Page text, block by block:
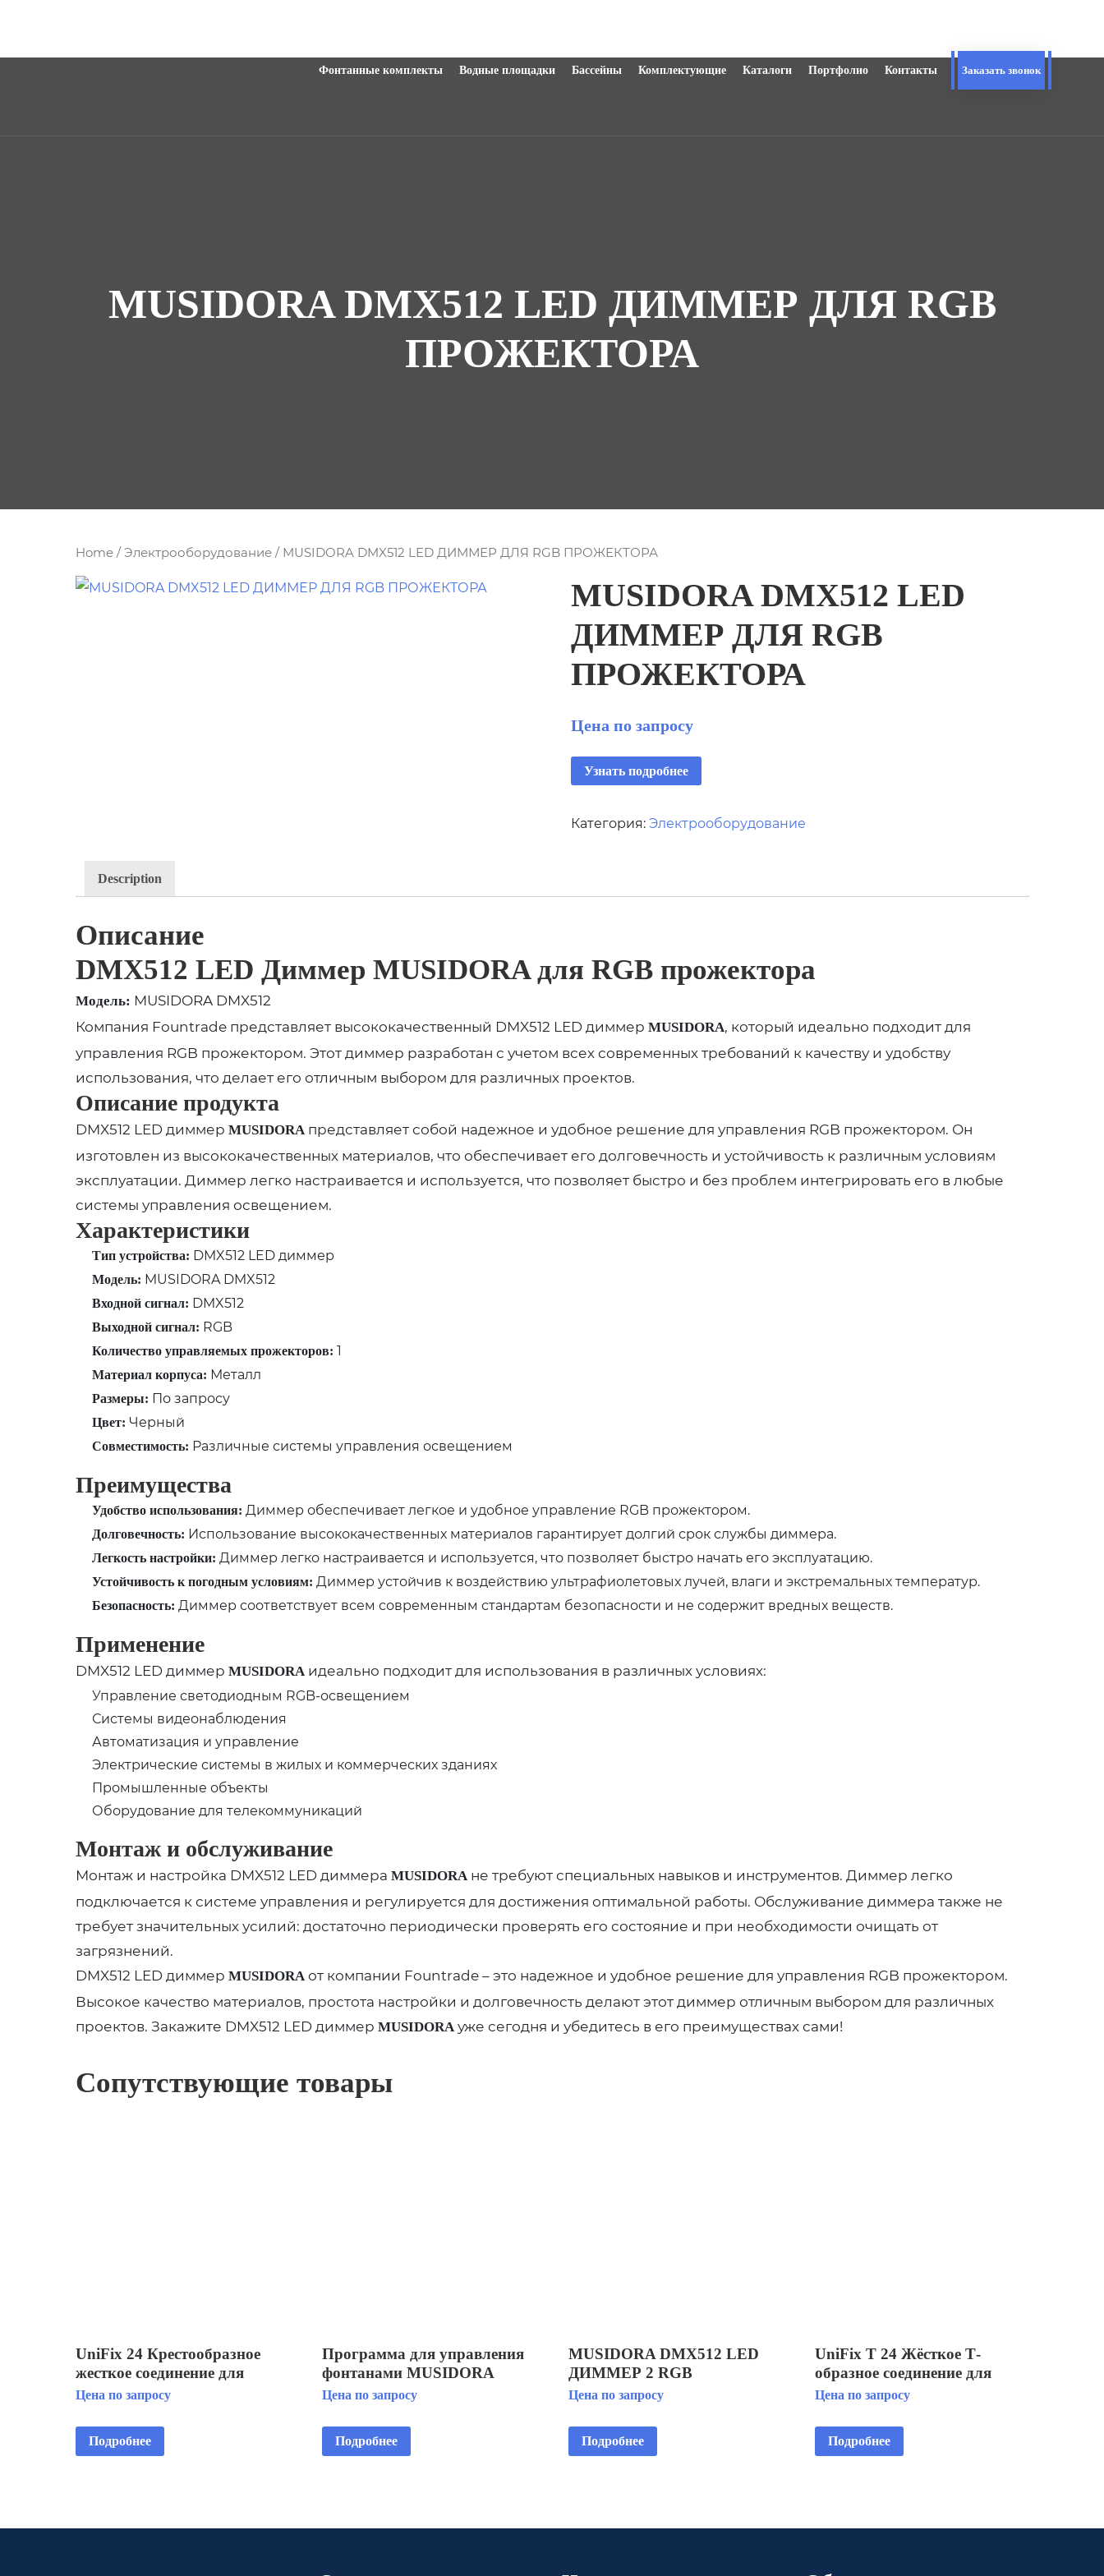
Фонтанные комплекты Водные площадки Бассейны Комплектующие Каталоги Портфолио Контакты Заказать звонок
MUSIDORA DMX512 LED ДИММЕР ДЛЯ RGB
ПРОЖЕКТОРА
Home/Электрооборудование/ MUSIDORA DMX512 LED ДИММЕР ДЛЯ RGB ПРОЖЕКТОРА
MUSIDORA DMX512 LED
ДИММЕР ДЛЯ RGB
ПРОЖЕКТОРА
Цена по запросу
Узнать подробнее
Категория:Электрооборудование
Description
Описание
DMX512 LED Диммер MUSIDORA для RGB прожектора
Модель: MUSIDORA DMX512
Компания Fountrade представляет высококачественный DMX512 LED диммер MUSIDORA, который идеально подходит для
управления RGB прожектором. Этот диммер разработан с учетом всех современных требований к качеству и удобству
использования, что делает его отличным выбором для различных проектов.
Описание продукта
DMX512 LED диммер MUSIDORA представляет собой надежное и удобное решение для управления RGB прожектором. Он
изготовлен из высококачественных материалов, что обеспечивает его долговечность и устойчивость к различным условиям
эксплуатации. Диммер легко настраивается и используется, что позволяет быстро и без проблем интегрировать его в любые
системы управления освещением.
Характеристики
Тип устройства: DMX512 LED диммер
Модель: MUSIDORA DMX512
Входной сигнал: DMX512
Выходной сигнал: RGB
Количество управляемых прожекторов: 1
Материал корпуса: Металл
Размеры: По запросу
Цвет: Черный
Совместимость: Различные системы управления освещением
Преимущества
Удобство использования: Диммер обеспечивает легкое и удобное управление RGB прожектором.
Долговечность: Использование высококачественных материалов гарантирует долгий срок службы диммера.
Легкость настройки: Диммер легко настраивается и используется, что позволяет быстро начать его эксплуатацию.
Устойчивость к погодным условиям: Диммер устойчив к воздействию ультрафиолетовых лучей, влаги и экстремальных температур.
Безопасность: Диммер соответствует всем современным стандартам безопасности и не содержит вредных веществ.
Применение
DMX512 LED диммер MUSIDORA идеально подходит для использования в различных условиях:
Управление светодиодным RGB-освещением
Системы видеонаблюдения
Автоматизация и управление
Электрические системы в жилых и коммерческих зданиях
Промышленные объекты
Оборудование для телекоммуникаций
Монтаж и обслуживание
Монтаж и настройка DMX512 LED диммера MUSIDORA не требуют специальных навыков и инструментов. Диммер легко
подключается к системе управления и регулируется для достижения оптимальной работы. Обслуживание диммера также не
требует значительных усилий: достаточно периодически проверять его состояние и при необходимости очищать от
загрязнений.
DMX512 LED диммер MUSIDORA от компании Fountrade – это надежное и удобное решение для управления RGB прожектором.
Высокое качество материалов, простота настройки и долговечность делают этот диммер отличным выбором для различных
проектов. Закажите DMX512 LED диммер MUSIDORA уже сегодня и убедитесь в его преимуществах сами!
Сопутствующие товары
UniFix 24 Крестообразное
жесткое соединение для
присоединения 3-х
Цена по запросу
Подробнее
Программа для управления
фонтанами MUSIDORA
FONTANPLAY
Цена по запросу
Подробнее
MUSIDORA DMX512 LED
ДИММЕР 2 RGB
ПРОЖЕКТОРА
Цена по запросу
Подробнее
UniFix T 24 Жёсткое Т-
образное соединение для
разветвления 2-х
Цена по запросу
Подробнее